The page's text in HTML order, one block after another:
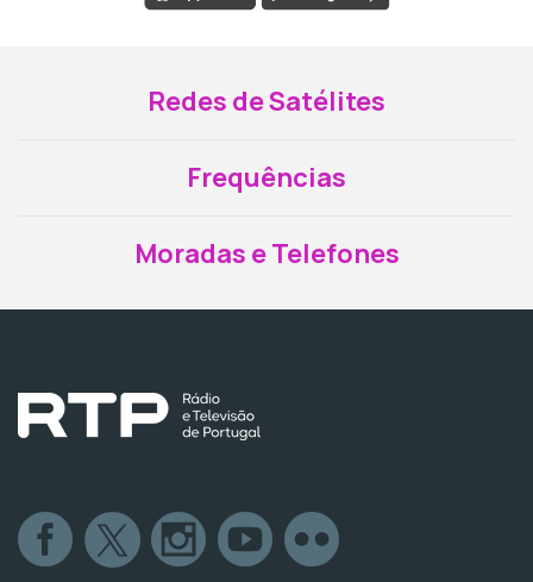
Redes de Satélites
Frequências
Moradas e Telefones